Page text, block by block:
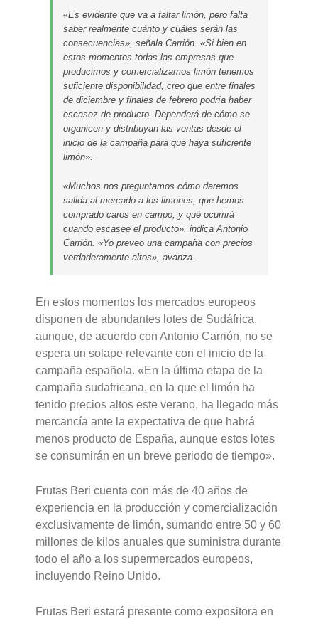
«Es evidente que va a faltar limón, pero falta
saber realmente cuánto y cuáles serán las
consecuencias», señala Carrión. «Si bien en
estos momentos todas las empresas que
producimos y comercializamos limón tenemos
suficiente disponibilidad, creo que entre finales
de diciembre y finales de febrero podría haber
escasez de producto. Dependerá de cómo se
organicen y distribuyan las ventas desde el
inicio de la campaña para que haya suficiente
limón».
«Muchos nos preguntamos cómo daremos
salida al mercado a los limones, que hemos
comprado caros en campo, y qué ocurrirá
cuando escasee el producto», indica Antonio
Carrión. «Yo preveo una campaña con precios
verdaderamente altos», avanza.
En estos momentos los mercados europeos
disponen de abundantes lotes de Sudáfrica,
aunque, de acuerdo con Antonio Carrión, no se
espera un solape relevante con el inicio de la
campaña española. «En la última etapa de la
campaña sudafricana, en la que el limón ha
tenido precios altos este verano, ha llegado más
mercancía ante la expectativa de que habrá
menos producto de España, aunque estos lotes
se consumirán en un breve periodo de tiempo».
Frutas Beri cuenta con más de 40 años de
experiencia en la producción y comercialización
exclusivamente de limón, sumando entre 50 y 60
millones de kilos anuales que suministra durante
todo el año a los supermercados europeos,
incluyendo Reino Unido.
Frutas Beri estará presente como expositora en